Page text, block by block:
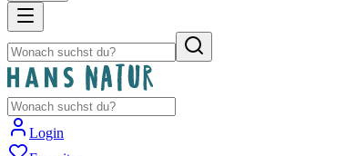
Login